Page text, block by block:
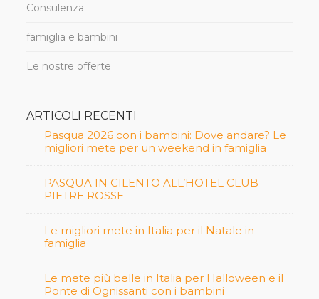
Consulenza
famiglia e bambini
Le nostre offerte
ARTICOLI RECENTI
Pasqua 2026 con i bambini: Dove andare? Le
migliori mete per un weekend in famiglia
PASQUA IN CILENTO ALL’HOTEL CLUB
PIETRE ROSSE
Le migliori mete in Italia per il Natale in
famiglia
Le mete più belle in Italia per Halloween e il
Ponte di Ognissanti con i bambini